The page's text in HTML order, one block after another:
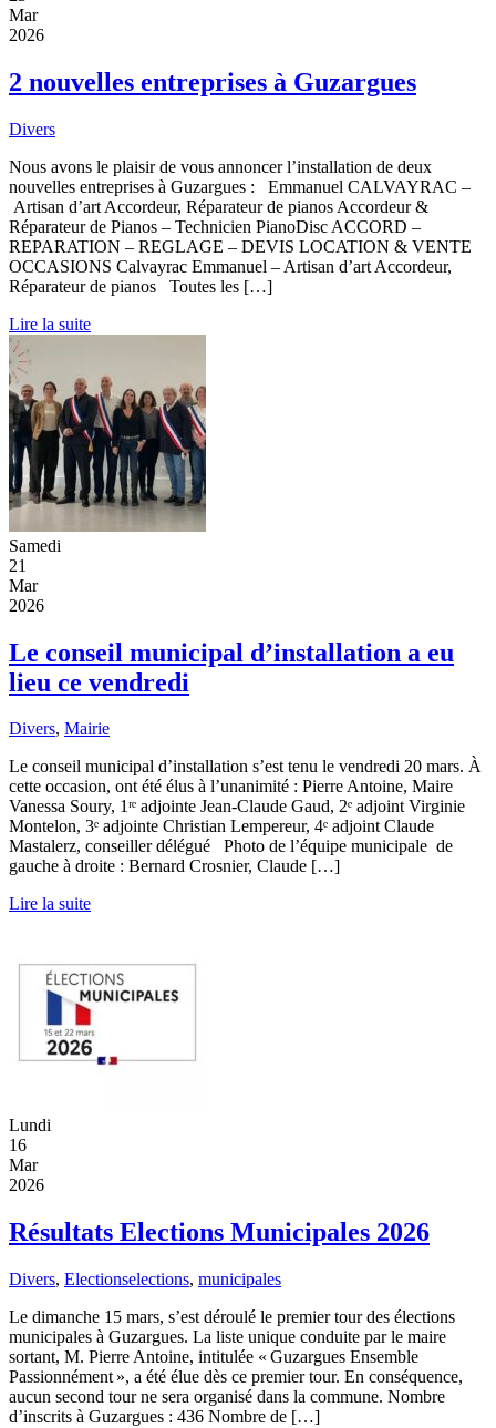
Mar
2026
2 nouvelles entreprises à Guzargues
Divers
Nous avons le plaisir de vous annoncer l’installation de deux
nouvelles entreprises à Guzargues : Emmanuel CALVAYRAC –
Artisan d’art Accordeur, Réparateur de pianos Accordeur &
Réparateur de Pianos – Technicien PianoDisc ACCORD –
REPARATION – REGLAGE – DEVIS LOCATION & VENTE
OCCASIONS Calvayrac Emmanuel – Artisan d’art Accordeur,
Réparateur de pianos Toutes les […]
Lire la suite
Samedi
21
Mar
2026
Le conseil municipal d’installation a eu
lieu ce vendredi
Divers, Mairie
Le conseil municipal d’installation s’est tenu le vendredi 20 mars. À
cette occasion, ont été élus à l’unanimité : Pierre Antoine, Maire
Vanessa Soury, 1ʳᵉ adjointe Jean-Claude Gaud, 2ᵉ adjoint Virginie
Montelon, 3ᵉ adjointe Christian Lempereur, 4ᵉ adjoint Claude
Mastalerz, conseiller délégué Photo de l’équipe municipale de
gauche à droite : Bernard Crosnier, Claude […]
Lire la suite
Lundi
16
Mar
2026
Résultats Elections Municipales 2026
Divers, Electionselections, municipales
Le dimanche 15 mars, s’est déroulé le premier tour des élections
municipales à Guzargues. La liste unique conduite par le maire
sortant, M. Pierre Antoine, intitulée « Guzargues Ensemble
Passionnément », a été élue dès ce premier tour. En conséquence,
aucun second tour ne sera organisé dans la commune. Nombre
d’inscrits à Guzargues : 436 Nombre de […]